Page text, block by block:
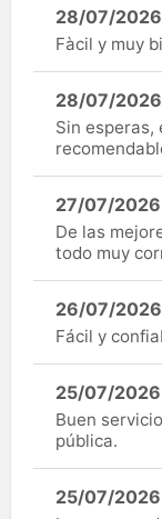
28/07/2026
Fàcil y muy
28/07/2026
Sin esperas,
27/07/2026
De las
todo muy
26/07/2026
Fácil y
25/07/2026
Buen
pública.
25/07/2026